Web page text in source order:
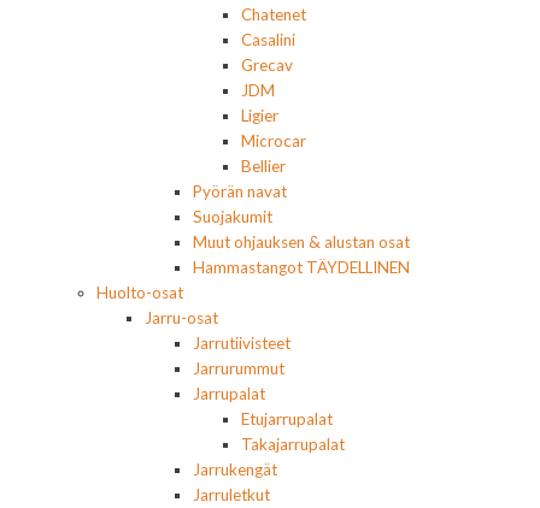
Chatenet
Casalini
Grecav
JDM
Ligier
Microcar
Bellier
Pyörän navat
Suojakumit
Muut ohjauksen & alustan osat
Hammastangot TÄYDELLINEN
Huolto-osat
Jarru-osat
Jarrutiivisteet
Jarrurummut
Jarrupalat
Etujarrupalat
Takajarrupalat
Jarrukengät
Jarruletkut